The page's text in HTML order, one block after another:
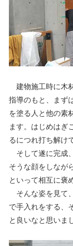
建物施工時に木
指導のもと、まず
を塗る人と他の素
ます。はじめはぎ
るにつれ打ち解け
そして遂に完成
そうな顔をしなが
といって相互に褒
そんな姿を見て
で手入れをする、
と良いなと思いま